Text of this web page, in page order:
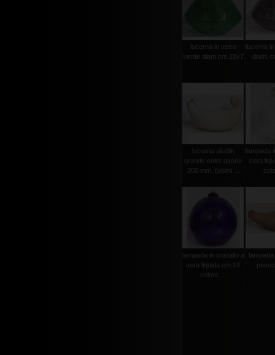
lucerna in vetro
verde diam.cm.10x7
lucerna
diam.
lucerna alladin
grande color avorio
200 mm. (ultimi ...
lampada
cera
lampada in cristallo a
cera liquida cm.14
colore ...